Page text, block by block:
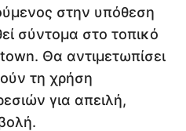
στην υπόθεση
σύντομα στο τοπικό
Θα αντιμετωπίσει
τη χρήση
για απειλή,